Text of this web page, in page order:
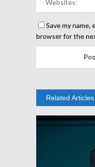
Save my name,
browser for the
Related Articles